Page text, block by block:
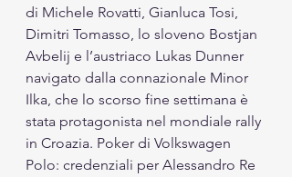
di Michele Rovatti, Gianluca Tosi,
Dimitri Tomasso, lo sloveno Bostjan
Avbelij e l’austriaco Lukas Dunner
navigato dalla connazionale Minor
Ilka, che lo scorso fine settimana è
stata protagonista nel mondiale rally
in Croazia. Poker di Volkswagen
Polo: credenziali per Alessandro Re